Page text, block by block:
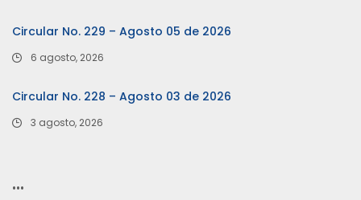
Circular No. 229 – Agosto 05 de 2026
6 agosto, 2026
Circular No. 228 – Agosto 03 de 2026
3 agosto, 2026
…